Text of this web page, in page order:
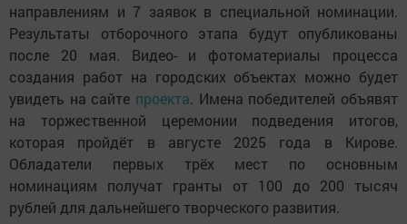
направлениям и 7 заявок в специальной номинации.
Результаты отборочного этапа будут опубликованы
после 20 мая. Видео- и фотоматериалы процесса
создания работ на городских объектах можно будет
увидеть на сайте проекта. Имена победителей объявят
на торжественной церемонии подведения итогов,
которая пройдёт в августе 2025 года в Кирове.
Обладатели первых трёх мест по основным
номинациям получат гранты от 100 до 200 тысяч
рублей для дальнейшего творческого развития.